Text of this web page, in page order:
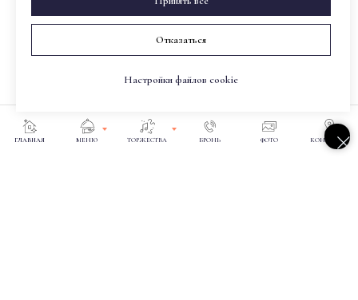
ГЛАВНАЯ МЕНЮ ТОРЖЕСТВА БРОНЬ ФОТО КОНТАКТЫ
Отказаться
Настройки файлов cookie
запоминается навсегда.
непривычных сочетаниях, но с безупречной гармонией вкусов.
г. Златоуст, пос. Айский, д. 33